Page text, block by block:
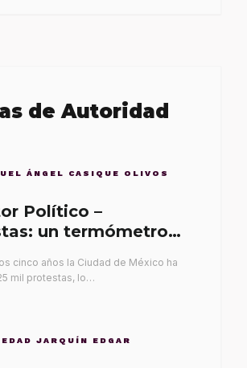
de Autoridad
ÁNGEL CASIQUE OLIVOS
Político –
un termómetro
cinco años la Ciudad de México ha
mil protestas, lo…
JARQUÍN EDGAR